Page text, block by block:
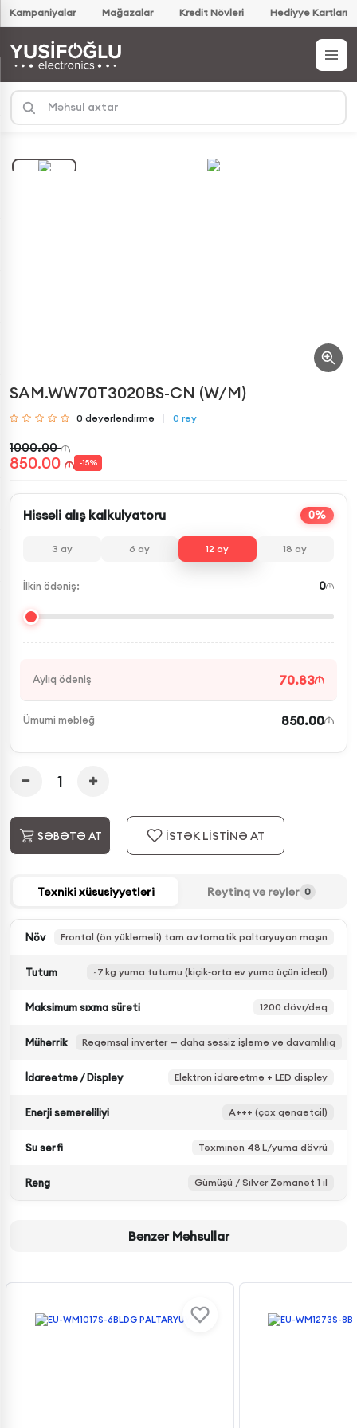
Kampaniyalar Mağazalar Kredit Növləri Hədiyyə Kartları
SAM.WW70T3020BS-CN (W/M)
0 dəyərləndirmə 0 rəy
1000.00
850.00 -15%
Hissəli alış kalkulyatoru 0%
3 ay 6 ay 12 ay 18 ay
İlkin ödəniş: 0
Aylıq ödəniş 70.83
Ümumi məbləğ 850.00
SƏBƏTƏ AT İSTƏK LİSTİNƏ AT
Texniki xüsusiyyətləri Reytinq və rəylər 0
Növ Frontal (ön yükləməli) tam avtomatik paltaryuyan maşın
Tutum ~7 kg yuma tutumu (kiçik‑orta ev yuma üçün ideal)
Maksimum sıxma sürəti 1200 dövr/dəq
Mühərrik Rəqəmsal inverter — daha səssiz işləmə və davamlılıq
İdarəetmə / Displey Elektron idarəetmə + LED displey
Enerji səmərəliliyi A+++ (çox qənaətcil)
Su sərfi Təxminən 48 L/yuma dövrü
Rəng Gümüşü / Silver Zəmanət 1 il
Bənzər Məhsullar